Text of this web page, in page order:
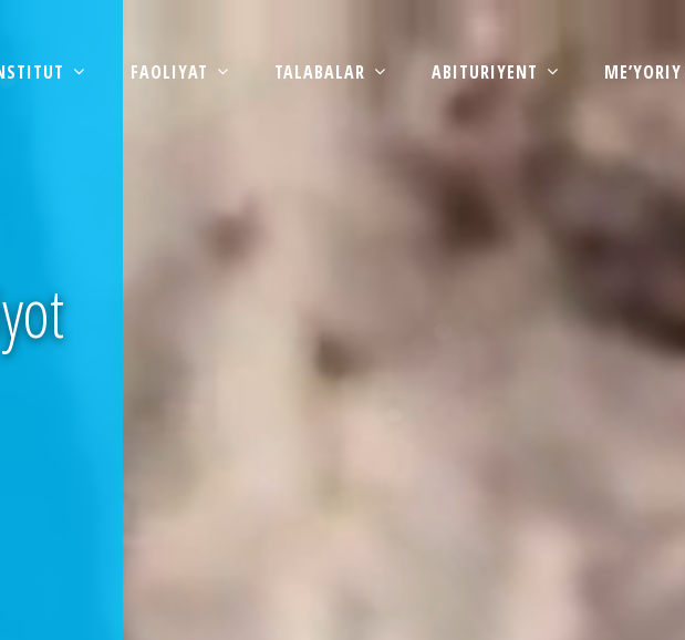
FAOLIYAT TALABALAR ABITURIYENT